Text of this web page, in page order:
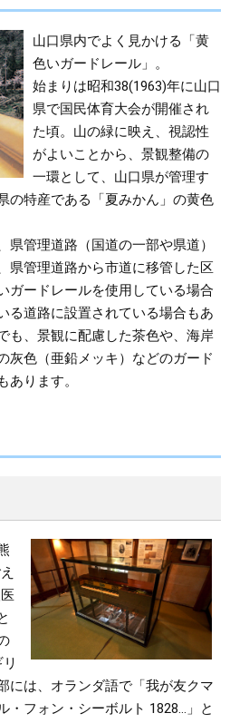
山口県内でよく見かける「黄
色いガードレール」。
始まりは昭和38(1963)年に山口
県で国民体育大会が開催され
た頃。山の緑に映え、視認性
がよいことから、景観整備の
一環として、山口県が管理す
の特産である「夏みかん」の黄色
県管理道路（国道の一部や県道）
県管理道路から市道に移管した区
ガードレールを使用している場合
る道路に設置されている場合もあ
も、景観に配慮した茶色や、海岸
灰色（亜鉛メッキ）などのガード
あります。
には、オランダ語で「我が友クマ
・フォン・シーボルト 1828…」と